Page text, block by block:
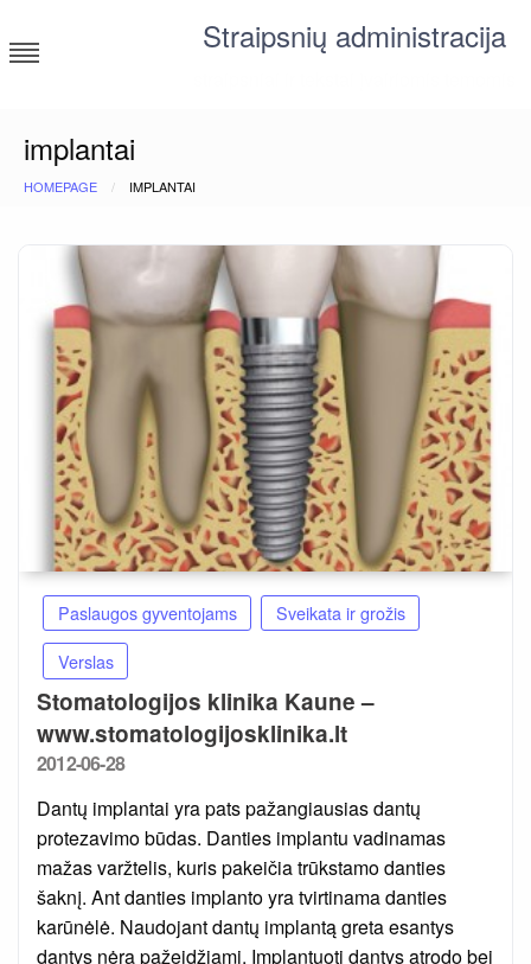
to
content
Straipsnių administracija
implantai
HOMEPAGE IMPLANTAI
Paslaugos gyventojams
Sveikata ir grožis
Verslas
Stomatologijos klinika Kaune –
www.stomatologijosklinika.lt
Posted
2012-06-28
Dantų implantai yra pats pažangiausias dantų
protezavimo būdas. Danties implantu vadinamas
mažas varžtelis, kuris pakeičia trūkstamo danties
šaknį. Ant danties implanto yra tvirtinama danties
karūnėlė. Naudojant dantų implantą greta esantys
dantys nėra pažeidžiami. Implantuoti dantys atrodo bei